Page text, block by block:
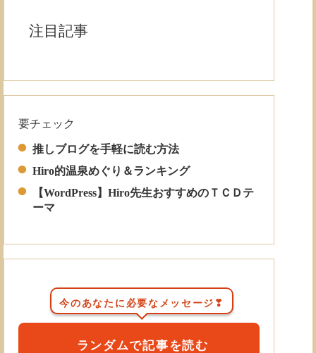
注目記事
要チェック
推しブログを手軽に読む方法
Hiro的温泉めぐり＆ランキング
【WordPress】Hiro先生おすすめのＴＣＤテ
ーマ
今のあなたに必要なメッセージ❣
ランダムで記事を読む